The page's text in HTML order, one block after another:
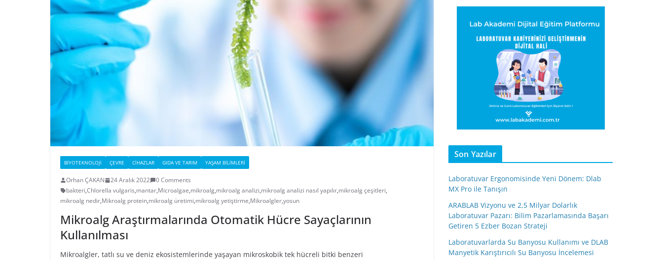
BIYOTEKNOLOJI ÇEVRE CIHAZLAR GIDA VE TARIM YAŞAM BILIMLERI
Orhan ÇAKAN 24 Aralık 2022
0 Comments
bakteri,Chlorella vulgaris,mantar,Microalgae,mikroalg,mikroalg analizi,mikroalg analizi nasıl yapılır,mikroalg çeşitleri,
mikroalg nedir,Mikroalg protein,mikroalg üretimi,mikroalg yetiştirme,Mikroalgler,yosun
Mikroalg Araştırmalarında Otomatik Hücre Sayaçlarının
Kullanılması
Mikroalgler, tatlı su ve deniz ekosistemlerinde yaşayan mikroskobik tek hücreli bitki benzeri
Son Yazılar
Laboratuvar Ergonomisinde Yeni Dönem: Dlab
MX Pro ile Tanışın
ARABLAB Vizyonu ve 2,5 Milyar Dolarlık
Laboratuvar Pazarı: Bilim Pazarlamasında Başarı
Getiren 5 Ezber Bozan Strateji
Laboratuvarlarda Su Banyosu Kullanımı ve DLAB
Manyetik Karıştırıcılı Su Banyosu İncelemesi